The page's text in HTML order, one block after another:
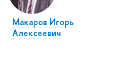
Макаров Игорь
Алексеевич